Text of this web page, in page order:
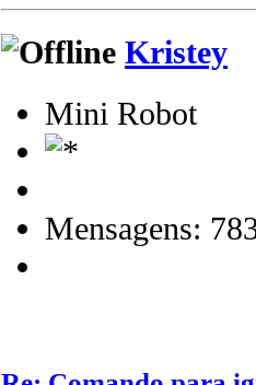
Kristey
Mini Robot
Mensagens: